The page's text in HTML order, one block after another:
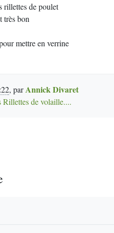
rillettes de poulet
très bon
mettre en verrine
, parAnnick Divaret
Rillettes de volaille....